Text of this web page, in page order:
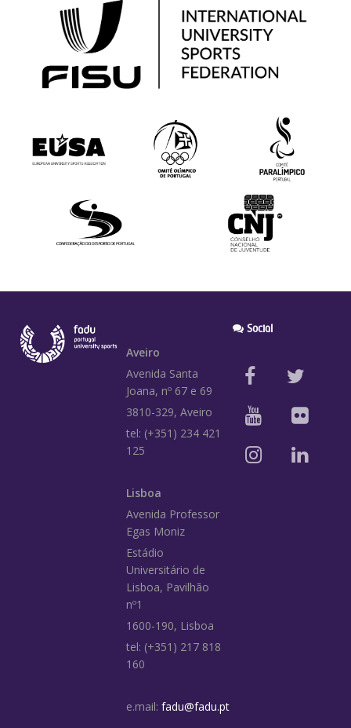
Aveiro
Avenida Santa
Joana, nº 67 e 69
3810-329, Aveiro
tel: (+351) 234 421
125
Lisboa
Avenida Professor
Egas Moniz
Estádio
Universitário de
Lisboa, Pavilhão
nº1
1600-190, Lisboa
tel: (+351) 217 818
160
e.mail: fadu@fadu.pt
Social